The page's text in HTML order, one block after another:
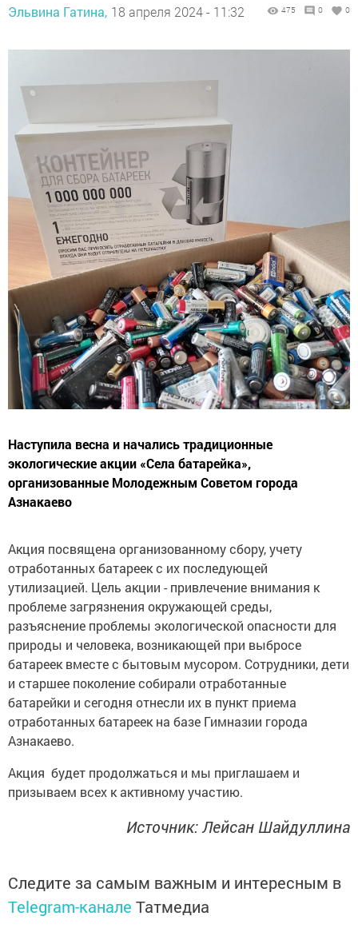
Эльвина Гатина, 18 апреля 2024 - 11:32 475 0 0
Наступила весна и начались традиционные
экологические акции «Села батарейка»,
организованные Молодежным Советом города
Азнакаево
Акция посвящена организованному сбору, учету
отработанных батареек с их последующей
утилизацией. Цель акции - привлечение внимания к
проблеме загрязнения окружающей среды,
разъяснение проблемы экологической опасности для
природы и человека, возникающей при выбросе
батареек вместе с бытовым мусором. Сотрудники, дети
и старшее поколение собирали отработанные
батарейки и сегодня отнесли их в пункт приема
отработанных батареек на базе Гимназии города
Азнакаево.
Акция будет продолжаться и мы приглашаем и
призываем всех к активному участию.
Источник: Лейсан Шайдуллина
Следите за самым важным и интересным в
Telegram-канале Татмедиа